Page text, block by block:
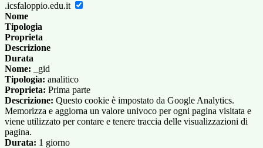
.icsfaloppio.edu.it
Nome
Tipologia
Proprieta
Descrizione
Durata
Nome: _gid
Tipologia: analitico
Proprieta: Prima parte
Descrizione: Questo cookie è impostato da Google Analytics.
Memorizza e aggiorna un valore univoco per ogni pagina visitata e
viene utilizzato per contare e tenere traccia delle visualizzazioni di
pagina.
Durata: 1 giorno